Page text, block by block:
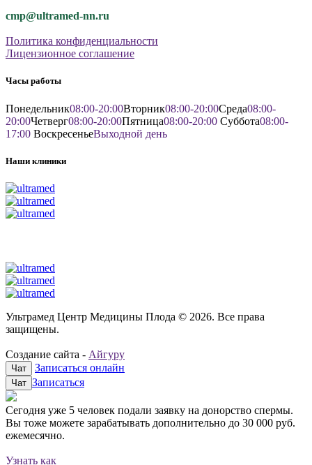
cmp@ultramed-nn.ru
Политика конфиденциальности
Лицензионное соглашение
Часы работы
Понедельник08:00-20:00Вторник08:00-20:00Среда08:00-
20:00Четверг08:00-20:00Пятница08:00-20:00 Суббота08:00-
17:00 ВоскресеньеВыходной день
Наши клиники
Ультрамед Центр Медицины Плода © 2026. Все права
защищены.
Создание сайта - Айгуру
Чат Записаться онлайн
Чат Записаться
Сегодня уже 5 человек подали заявку на донорство спермы.
Вы тоже можете зарабатывать дополнительно до 30 000 руб.
ежемесячно.
Узнать как